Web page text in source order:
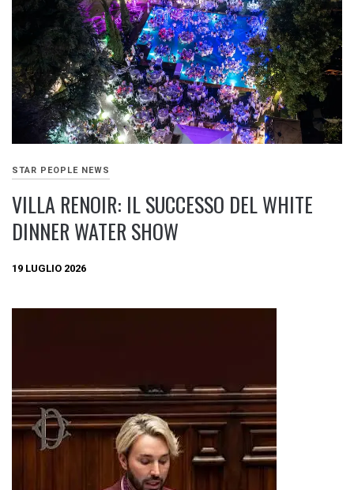
STAR PEOPLE NEWS
VILLA RENOIR: IL SUCCESSO DEL WHITE
DINNER WATER SHOW
19 LUGLIO 2026